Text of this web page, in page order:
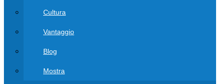
Cultura
Vantaggio
Blog
Mostra